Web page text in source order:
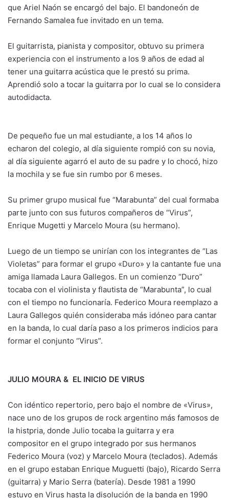
que Ariel Naón se encargó del bajo. El bandoneón de
Fernando Samalea fue invitado en un tema.
El guitarrista, pianista y compositor, obtuvo su primera
experiencia con el instrumento a los 9 años de edad al
tener una guitarra acústica que le prestó su prima.
Aprendió solo a tocar la guitarra por lo cual se lo considera
autodidacta.
De pequeño fue un mal estudiante, a los 14 años lo
echaron del colegio, al día siguiente rompió con su novia,
al día siguiente agarró el auto de su padre y lo chocó, hizo
la mochila y se fue sin rumbo por 6 meses.
Su primer grupo musical fue “Marabunta” del cual formaba
parte junto con sus futuros compañeros de “Virus”,
Enrique Mugetti y Marcelo Moura (su hermano).
Luego de un tiempo se unirían con los integrantes de “Las
Violetas” para formar el grupo «Duro» y la cantante fue una
amiga llamada Laura Gallegos. En un comienzo “Duro”
tocaba con el violinista y flautista de “Marabunta”, lo cual
con el tiempo no funcionaría. Federico Moura reemplazo a
Laura Gallegos quién consideraba más idóneo para cantar
en la banda, lo cual daría paso a los primeros indicios para
formar el conjunto “Virus”.
JULIO MOURA & EL INICIO DE VIRUS
Con idéntico repertorio, pero bajo el nombre de «Virus»,
nace uno de los grupos de rock argentino más famosos de
la histpria, donde Julio tocaba la guitarra y era
compositor en el grupo integrado por sus hermanos
Federico Moura (voz) y Marcelo Moura (teclados). Además
en el grupo estaban Enrique Muguetti (bajo), Ricardo Serra
(guitarra) y Mario Serra (batería). Desde 1981 a 1990
estuvo en Virus hasta la disolución de la banda en 1990